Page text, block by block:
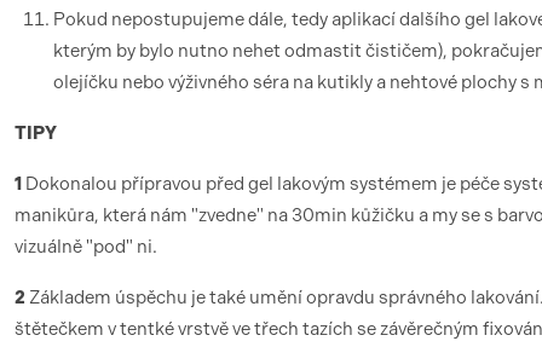
Pokud nepostupujeme dále, tedy aplikací dalšího gel
kterým by bylo nutno nehet odmastit čističem),
olejíčku nebo výživného séra na kutikly a nehtové plochy s
TIPY
1 Dokonalou přípravou před gel lakovým systémem je péče
manikůra, která nám "zvedne" na 30min kůžičku a my se s
vizuálně "pod" ni.
2 Základem úspěchu je také umění opravdu správného
štětečkem v tentké vrstvě ve třech tazích se závěrečným